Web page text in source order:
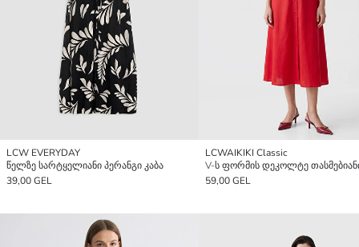
LCW EVERYDAY
წელზე სარტყელიანი პერანგი კაბა
39,00 GEL
LCWAIKIKI Classic
59,00 GEL